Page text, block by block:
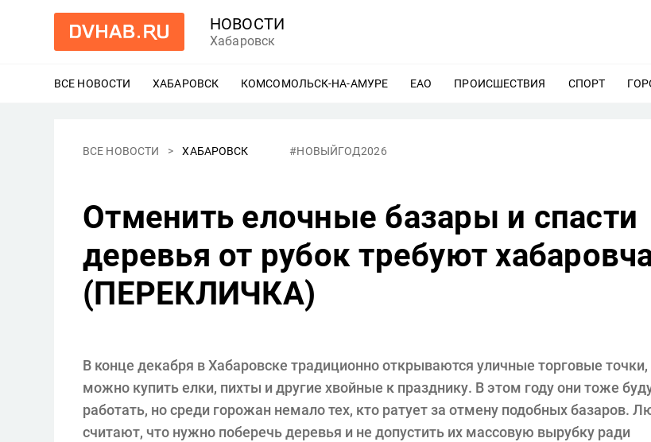
НОВОСТИ
Хабаровск
ВСЕ НОВОСТИ ХАБАРОВСК ЕЩЕ
КОМСОМОЛЬСК-НА-АМУРЕ ЕЩЕ
ЕАО ЕЩЕ
ПРОИСШЕСТВИЯ ЕЩЕ
СПОРТ ЕЩЕ
ВСЕ НОВОСТИ ХАБАРОВСК #НОВЫЙГОД2026
Отменить елочные базары и спасти
деревья от рубок требуют
(ПЕРЕКЛИЧКА)
В конце декабря в Хабаровске традиционно открываются уличные торговые точки,
можно купить елки, пихты и другие хвойные к празднику. В этом году они тоже
работать, но среди горожан немало тех, кто ратует за отмену подобных базаров.
считают, что нужно поберечь деревья и не допустить их массовую вырубку ради